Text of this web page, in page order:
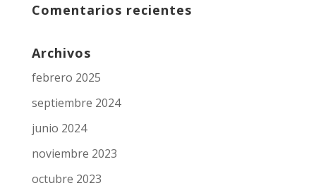
Comentarios recientes
Archivos
febrero 2025
septiembre 2024
junio 2024
noviembre 2023
octubre 2023